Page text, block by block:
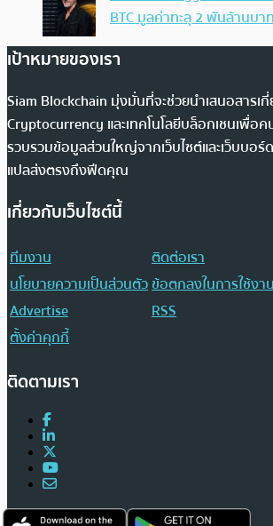
BTC มูลค่าทะลุ 2 พันล้านบา
เป้าหมายของเรา
Siam Blockchain มุ่งมั่นที่จะช่วยนำเสนอสารเ
Cryptocurrency และเทคโนโลยีบล็อกเชนเพื่อค
รวบรวมข้อมูลส่วนใหญ่จากเว็บไซต์และเว็บบอร์
แปลส่งตรงถึงฟีดคุณ
เกี่ยวกับเว็บไซต์นี้
ทีมงาน
ติดต่อเรา
นโยบายความเป็นส่วนตัวข้อตกลงในการใช้งา
Advertise
RSS
ตั้งค่าคุกกี้
ติดตามเรา